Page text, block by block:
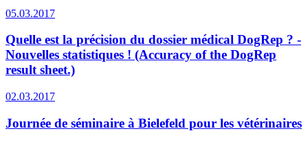
05.03.2017
Quelle est la précision du dossier médical DogRep ? -
Nouvelles statistiques ! (Accuracy of the DogRep
result sheet.)
02.03.2017
Journée de séminaire à Bielefeld pour les vétérinaires